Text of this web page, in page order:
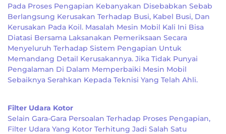
Pada Proses Pengapian Kebanyakan Disebabkan Sebab
Berlangsung Kerusakan Terhadap Busi, Kabel Busi, Dan
Kerusakan Pada Koil. Masalah Mesin Mobil Kali Ini Bisa
Diatasi Bersama Laksanakan Pemeriksaan Secara
Menyeluruh Terhadap Sistem Pengapian Untuk
Memandang Detail Kerusakannya. Jika Tidak Punyai
Pengalaman Di Dalam Memperbaiki Mesin Mobil
Sebaiknya Serahkan Kepada Teknisi Yang Telah Ahli.
Filter Udara Kotor
Selain Gara-Gara Persoalan Terhadap Proses Pengapian,
Filter Udara Yang Kotor Terhitung Jadi Salah Satu